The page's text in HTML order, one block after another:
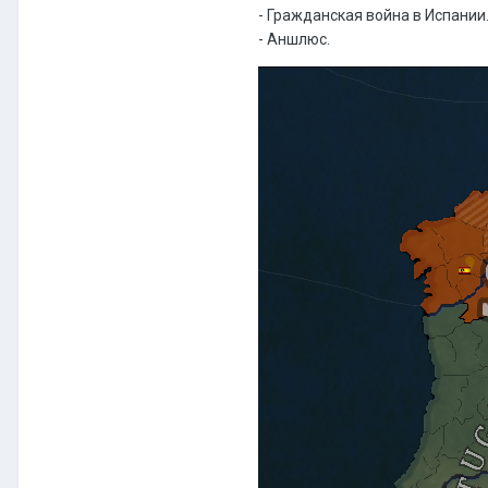
- Гражданская война в Испании.
- Аншлюс.